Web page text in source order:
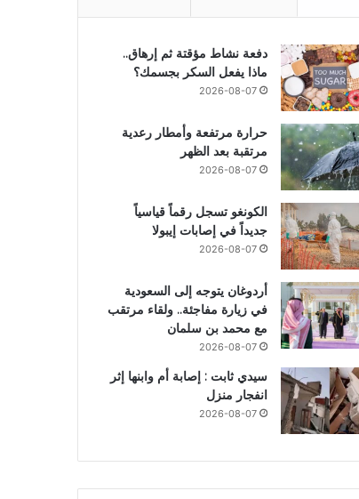
دفعة نشاط مؤقتة ثم إرهاق..
ماذا يفعل السكر بجسمك؟
2026-08-07
حرارة مرتفعة وأمطار رعدية
مرتقبة بعد الظهر
2026-08-07
الكونغو تسجل رقماً قياسياً
جديداً في إصابات إيبولا
2026-08-07
أردوغان يتوجه إلى السعودية
في زيارة مفاجئة.. ولقاء مرتقب
مع محمد بن سلمان
2026-08-07
سيدي ثابت : إصابة أم وابنها إثر
انفجار منزل
2026-08-07